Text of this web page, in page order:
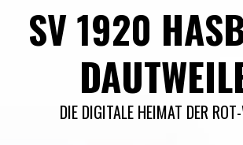
SV 1920
DIE DIGITALE HEIMAT DER